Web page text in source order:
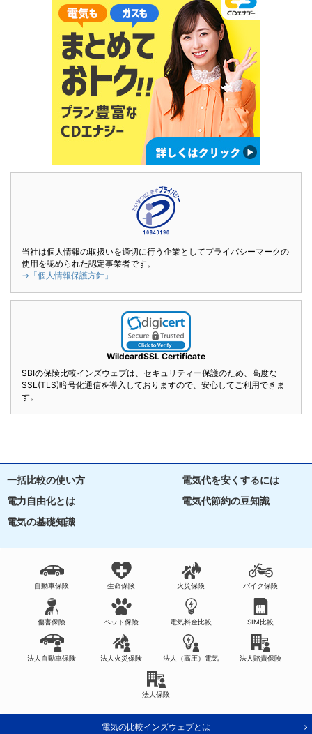
当社は個人情報の取扱いを適切に行う企業としてプライバシーマークの
使用を認められた認定事業者です。
→「個人情報保護方針」
WildcardSSL Certificate
SBIの保険比較インズウェブは、セキュリティー保護のため、高度な
SSL(TLS)暗号化通信を導入しておりますので、安心してご利用できま
す。
一括比較の使い方
電気代を安くするには
電力自由化とは
電気代節約の豆知識
電気の基礎知識
自動車保険 生命保険 火災保険 バイク保険
傷害保険 ペット保険 電気料金比較 SIM比較
法人自動車保険 法人火災保険 法人（高圧）電気 法人賠責保険
法人保険
電気の比較インズウェブとは